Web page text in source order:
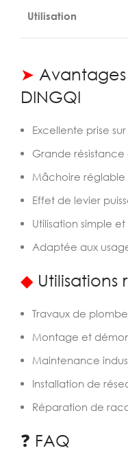
Utilisation
➤
DINGQI
Excellente prise
Grande résistance
Mâchoire réglable
Effet de levier
Utilisation simple
Adaptée aux
◆Utilisations
Travaux de
Montage et
Maintenance
Installation de
Réparation de
❓ FAQ